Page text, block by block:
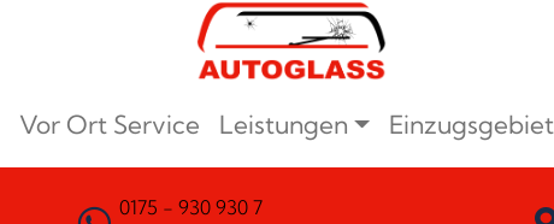
Vor Ort Service Leistungen Einzugsgebiet
0175 - 930 930 7